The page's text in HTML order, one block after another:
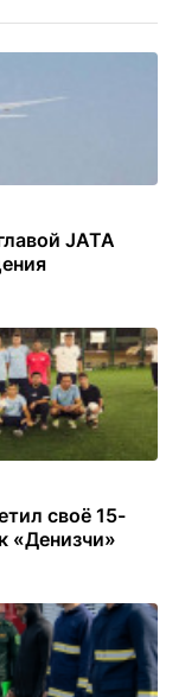
JATA
своё 15-
«Денизчи»